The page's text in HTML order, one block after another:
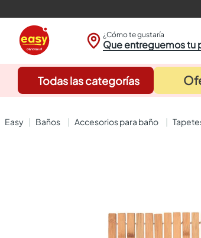
¿Cómo te gustaría
Que entreguemos tu
Todas las categorías
baños accesorios para baño